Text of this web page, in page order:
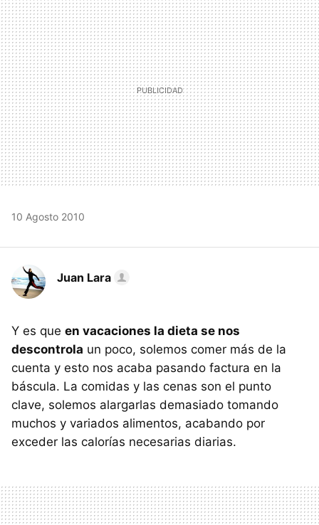
MAIL
10 Agosto 2010
Juan Lara
Y es que en vacaciones la dieta se nos
descontrola un poco, solemos comer más de la
cuenta y esto nos acaba pasando factura en la
báscula. La comidas y las cenas son el punto
clave, solemos alargarlas demasiado tomando
muchos y variados alimentos, acabando por
exceder las calorías necesarias diarias.